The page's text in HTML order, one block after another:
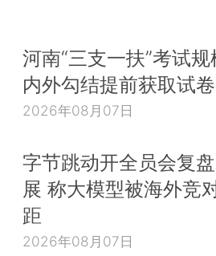
河南“三支一扶”考试
内外勾结提前获取试卷
2026年08月07日
字节跳动开全员会复
展 称大模型被海外竞
距
2026年08月07日